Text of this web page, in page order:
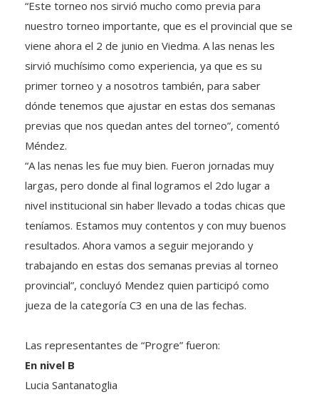
nuestro torneo importante, que es el provincial que se
viene ahora el 2 de junio en Viedma. A las nenas les
sirvió muchísimo como experiencia, ya que es su
primer torneo y a nosotros también, para saber
dónde tenemos que ajustar en estas dos semanas
previas que nos quedan antes del torneo”, comentó
Méndez.
“A las nenas les fue muy bien. Fueron jornadas muy
largas, pero donde al final logramos el 2do lugar a
nivel institucional sin haber llevado a todas chicas que
teníamos. Estamos muy contentos y con muy buenos
resultados. Ahora vamos a seguir mejorando y
trabajando en estas dos semanas previas al torneo
provincial”, concluyó Mendez quien participó como
jueza de la categoría C3 en una de las fechas.
En nivel B
Lucia Santanatoglia
Nazarena Salazar